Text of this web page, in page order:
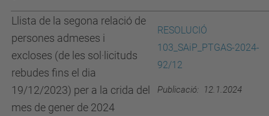
Llista de la segona relació de
persones admeses i
excloses (de les sol·licituds
rebudes fins el dia
19/12/2023) per a la crida del
mes de gener de 2024
RESOLUCIÓ
103_SAiP_PTGAS-2024-
92/12
Publicació: 12.1.2024